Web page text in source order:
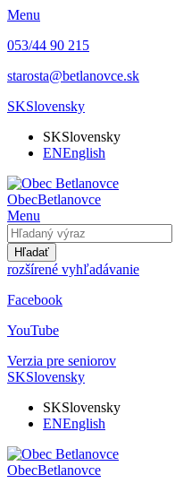
Menu
053/44 90 215
starosta@betlanovce.sk
SKSlovensky
SKSlovensky
ENEnglish
ObecBetlanovce
Menu
Hľadať
rozšírené vyhľadávanie
Facebook
YouTube
Verzia pre seniorov
SKSlovensky
SKSlovensky
ENEnglish
ObecBetlanovce